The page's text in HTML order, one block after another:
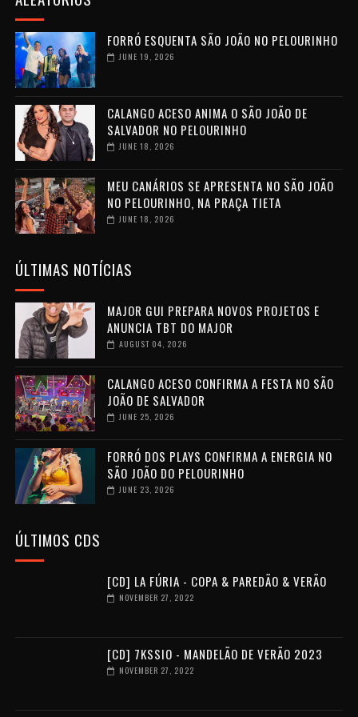
FORRÓ ESQUENTA SÃO JOÃO NO PELOURINHO
JUNE 19, 2026
CALANGO ACESO ANIMA O SÃO JOÃO DE
SALVADOR NO PELOURINHO
JUNE 18, 2026
MEU CANÁRIOS SE APRESENTA NO SÃO JOÃO
NO PELOURINHO, NA PRAÇA TIETA
JUNE 18, 2026
ÚLTIMAS NOTÍCIAS
MAJOR GUI PREPARA NOVOS PROJETOS E
ANUNCIA TBT DO MAJOR
AUGUST 04, 2026
CALANGO ACESO CONFIRMA A FESTA NO SÃO
JOÃO DE SALVADOR
JUNE 25, 2026
FORRÓ DOS PLAYS CONFIRMA A ENERGIA NO
SÃO JOÃO DO PELOURINHO
JUNE 23, 2026
ÚLTIMOS CDS
[CD] LA FÚRIA - COPA & PAREDÃO & VERÃO
NOVEMBER 27, 2022
[CD] 7KSSIO - MANDELÃO DE VERÃO 2023
NOVEMBER 27, 2022